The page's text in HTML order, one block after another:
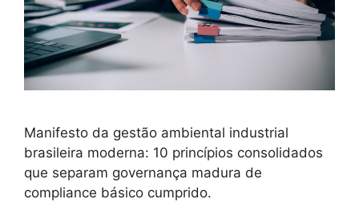
Manifesto da gestão ambiental industrial
brasileira moderna: 10 princípios consolidados
que separam governança madura de
compliance básico cumprido.